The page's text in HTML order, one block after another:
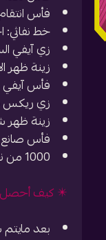
فأس
خط نفاثي:
زي آيفي
زينة ظهر
فأس آيفي
زي ريكس
زينة ظهر
فأس صانع
1000 من نقود V-BUCKS
✴️ كيف أحصل
بعد